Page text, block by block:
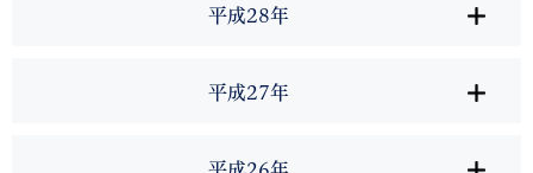
平成28年
平成27年